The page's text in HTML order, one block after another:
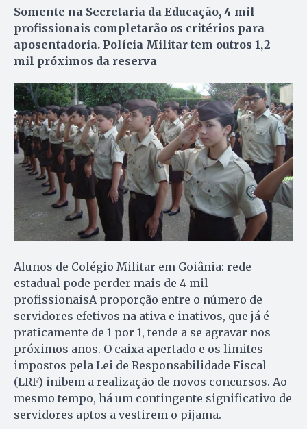
Somente na Secretaria da Educação, 4 mil
profissionais completarão os critérios para
aposentadoria. Polícia Militar tem outros 1,2
mil próximos da reserva
Alunos de Colégio Militar em Goiânia: rede
estadual pode perder mais de 4 mil
profissionaisA proporção entre o número de
servidores efetivos na ativa e inativos, que já é
praticamente de 1 por 1, tende a se agravar nos
próximos anos. O caixa apertado e os limites
impostos pela Lei de Responsabilidade Fiscal
(LRF) inibem a realização de novos concursos. Ao
mesmo tempo, há um contingente significativo de
servidores aptos a vestirem o pijama.